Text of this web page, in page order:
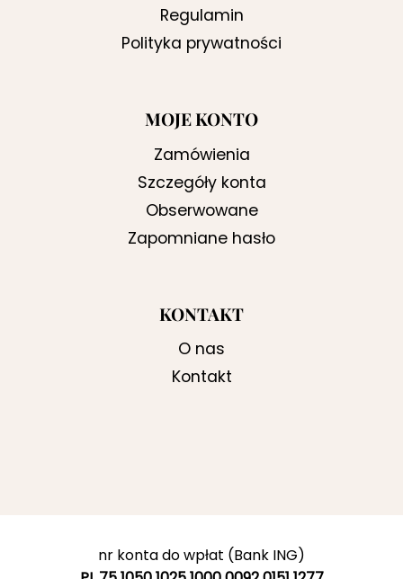
Regulamin
Polityka prywatności
MOJE KONTO
Zamówienia
Szczegóły konta
Obserwowane
Zapomniane hasło
KONTAKT
O nas
Kontakt
nr konta do wpłat (Bank ING)